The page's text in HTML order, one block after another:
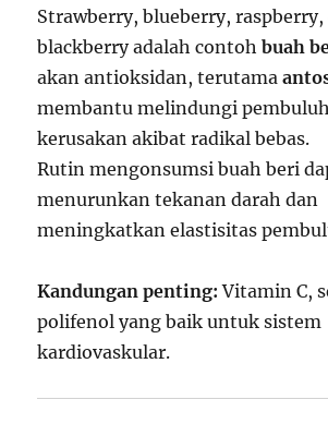
Strawberry, blueberry, raspberry,
blackberry adalah contohbuah
akan antioksidan, terutama
membantu melindungi
kerusakan akibat radikal bebas.
Rutin mengonsumsi buah beri
menurunkan tekanan darah dan
meningkatkan elastisitas
Kandungan penting: Vitamin C,
polifenol yang baik untuk sistem
kardiovaskular.